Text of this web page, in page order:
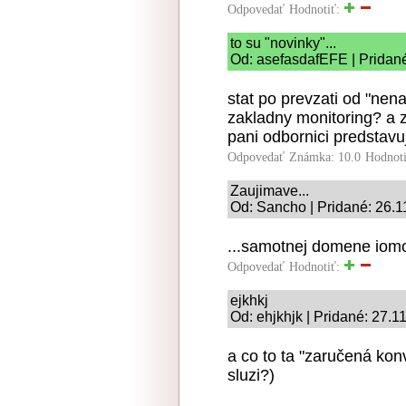
Odpovedať Hodnotiť:
to su "novinky"...
Od: asefasdafEFE |
stat po prevzati od
zakladny monitoring? a
pani odbornici
Odpovedať Známka: 10.0
Zaujimave...
Od: Sancho | Pridané:
...samotnej domene
Odpovedať Hodnotiť:
ejkhkj
Od: ehjkhjk | Pridané:
a co to ta "zaručená
sluzi?)